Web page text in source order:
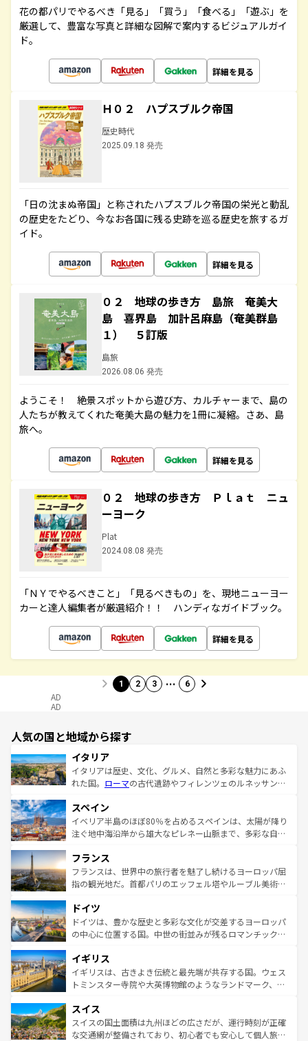
花の都パリでやるべき「見る」「買う」「食べる」「遊ぶ」を
厳選して、豊富な写真と詳細な図解で案内するビジュアルガイ
ド。
詳細を見る
Ｈ０２ ハプスブルク帝国
歴史時代
2025.09.18 発売
「日の沈まぬ帝国」と称されたハプスブルク帝国の栄光と動乱
の歴史をたどり、今なお各国に残る史跡を巡る歴史を旅するガ
イド。
詳細を見る
０２ 地球の歩き方 島旅 奄美大
島 喜界島 加計呂麻島（奄美群島
１） ５訂版
島旅
2026.08.06 発売
ようこそ！ 絶景スポットから遊び方、カルチャーまで、島の
人たちが教えてくれた奄美大島の魅力を1冊に凝縮。さあ、島
旅へ。
詳細を見る
０２ 地球の歩き方 Ｐｌａｔ ニュ
ーヨーク
Plat
2024.08.08 発売
「ＮＹでやるべきこと」「見るべきもの」を、現地ニューヨー
カーと達人編集者が厳選紹介！！ ハンディなガイドブック。
詳細を見る
1 2 3 … 6
AD
AD
人気の国と地域から探す
イタリア
イタリアは歴史、文化、グルメ、自然と多彩な魅力にあふ
れた国。 ローマの古代遺跡やフィレンツェのルネッサンス
ろん、トスカーナの美しい田園風景やアマルフィ海岸の絶
景など、自然景観も見逃せない。観光の合間には、本場の
ピザやパスタなど、絶品のイタリア料理を堪能することも
ませてくれるイタリアで、忘れられない旅をしてみよう！
なお、新着のイタリア情報はコンテンツ一覧 を参照してほ
しい。
スペイン
イベリア半島のほぼ80％を占めるスペインは、太陽が降り
注ぐ地中海沿岸から雄大なピレネー山脈まで、多彩な自然
文化が根付くこの国では、情熱的なフラメンコ、熱気あふ
れる闘牛、そして美味しいタパスが生活の一部となってい
る。首都マドリードの洗練された雰囲気や、バルセロナの
の城塞都市、穏やかなビーチリゾートまで多彩な表情を見
せる。地方によって風土や気候が異なるスペインはその個
性で訪れる人を魅了する。 なお、新着のスペイン情報はコ
フランス
フランスは、世界中の旅行者を魅了し続けるヨーロッパ屈
指の観光地だ。首都パリのエッフェル塔やルーブル美術館
で、幅広い魅力が詰まっている。華麗な宮殿、歴史的な大
聖堂、美しいビーチ、そして豊かな自然が、訪れる者を心
から魅了する。また、フランスは美食の国としても知ら
いる。シャンパンの発祥地であるランス、プロヴァンスの
香り高いラベンダー畑など、多彩な楽しみ方が可能だ。さ
らに、パリ以外の地域にも魅力が溢れており、どの街角に
れる地方に足を運ぶとそれぞれで全く異なる文化を体験で
きるだろう。 なお、新着のフランス情報はコンテンツ一覧
を参照してほしい。
ドイツ
ドイツは、豊かな歴史と多彩な文化が交差するヨーロッパ
の中心に位置する国。中世の街並みが残るロマンチック街
顔を持つこの国は、どこを歩いても飽きることがない。ベ
ルリンの文化的活気、バイエルン州のアルプスの絶景、そ
してライン川沿いのワイン畑といった風景は必見。ビール
は、お酒好きな人にはぜひ体験してほしい。 なお、新着の
ドイツ情報はコンテンツ一覧を参照してほしい。
イギリス
イギリスは、古きよき伝統と最先端が共存する国。ウェス
トミンスター寺院や大英博物館のようなランドマーク、歴
リアごとに異なる魅力がある。また、優雅なアフタヌーン
ティー、ビール好きにはたまらない英国パブ、サッカー観
戦など、本場だからこそできる体験も豊富。イギリスを旅
スイス
スイスの国土面積は九州ほどの広さだが、運行時刻が正確
な交通網が整備されており、初心者でも安心して個人旅行